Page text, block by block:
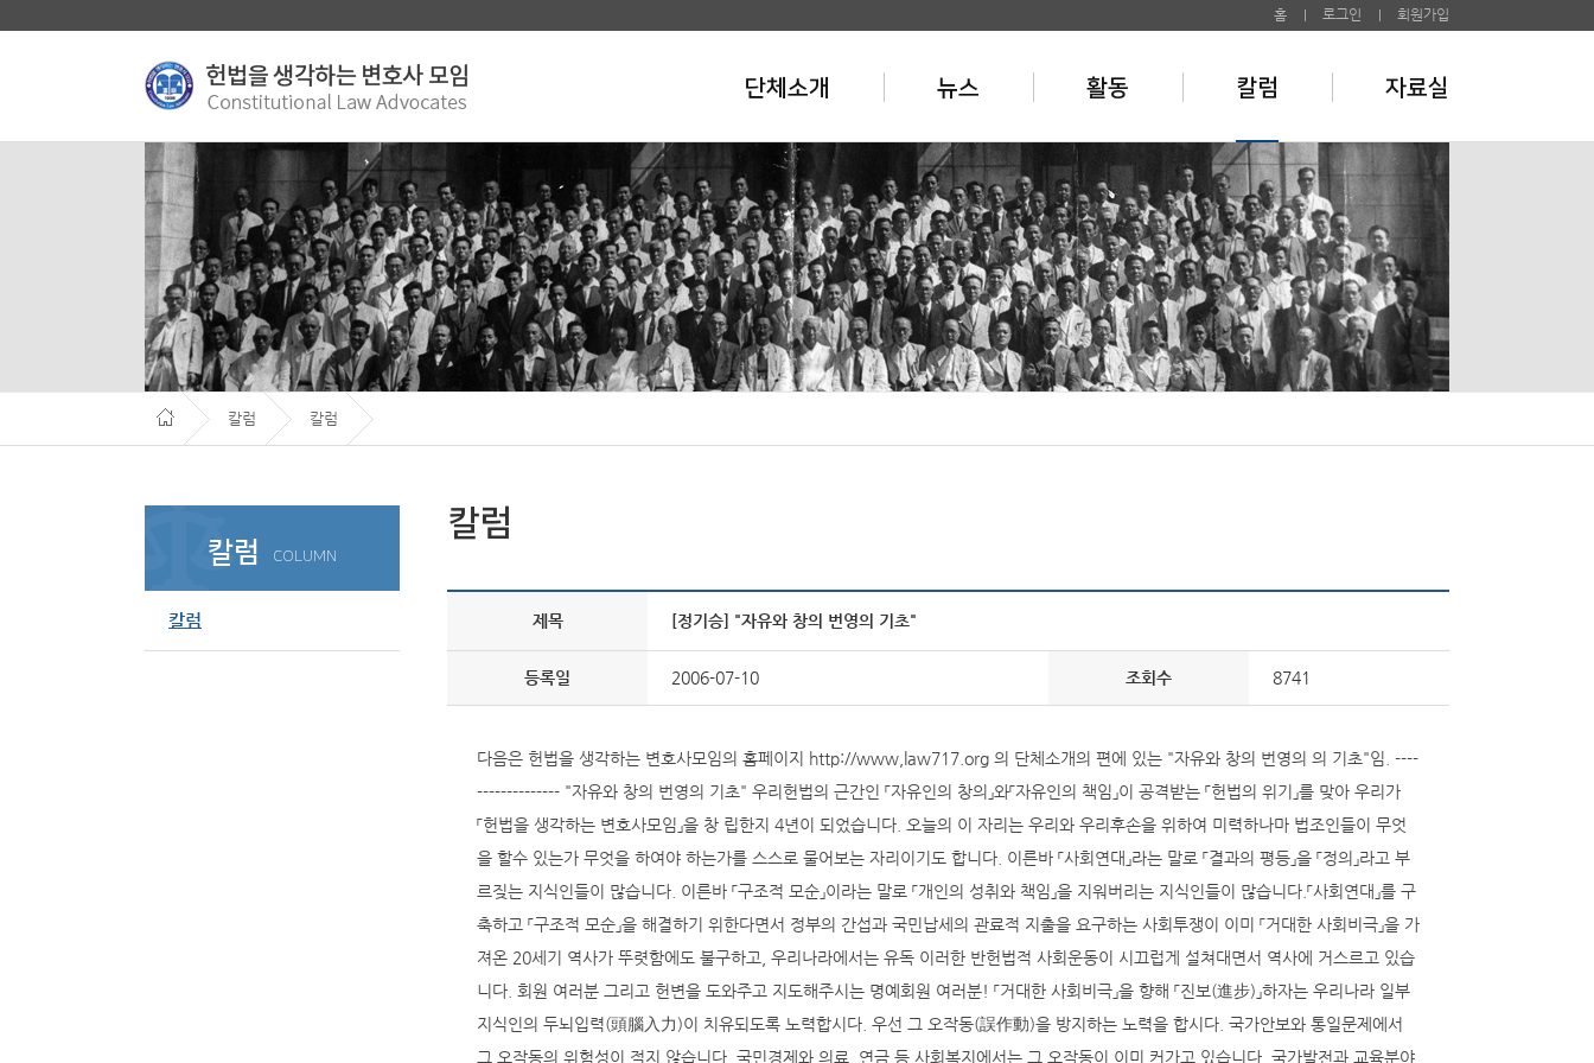
홈 로그인 회원가입
단체소개 뉴스 활동 칼럼 자료실
칼럼 칼럼
칼럼 COLUMN
칼럼
칼럼
제목 [정기승] "자유와 창의 번영의 기초"
등록일 2006-07-10 조회수 8741
다음은 헌법을 생각하는 변호사모임의 홈페이지 http://www,law717.org 의 단체소개의 편에 있는 "자유와 창의 번영의 의 기초"임. ----
-------------- "자유와 창의 번영의 기초" 우리헌법의 근간인 「자유인의 창의」와「자유인의 책임」이 공격받는 「헌법의 위기」를 맞아 우리가
「헌법을 생각하는 변호사모임」을 창 립한지 4년이 되었습니다. 오늘의 이 자리는 우리와 우리후손을 위하여 미력하나마 법조인들이 무엇
을 할수 있는가 무엇을 하여야 하는가를 스스로 물어보는 자리이기도 합니다. 이른바 「사회연대」라는 말로 「결과의 평등」을 「정의」라고 부
르짖는 지식인들이 많습니다. 이른바 「구조적 모순」이라는 말로 「개인의 성취와 책임」을 지워버리는 지식인들이 많습니다.「사회연대」를 구
축하고 「구조적 모순」을 해결하기 위한다면서 정부의 간섭과 국민납세의 관료적 지출을 요구하는 사회투쟁이 이미 「거대한 사회비극」을 가
져온 20세기 역사가 뚜렷함에도 불구하고, 우리나라에서는 유독 이러한 반헌법적 사회운동이 시끄럽게 설쳐대면서 역사에 거스르고 있습
니다. 회원 여러분 그리고 헌변을 도와주고 지도해주시는 명예회원 여러분! 「거대한 사회비극」을 향해 「진보(進步)」하자는 우리나라 일부
지식인의 두뇌입력(頭腦入力)이 치유되도록 노력합시다. 우선 그 오작동(誤作動)을 방지하는 노력을 합시다. 국가안보와 통일문제에서
그 오작동의 위험성이 적지 않습니다. 국민경제와 의료, 연금 등 사회복지에서는 그 오작동이 이미 커가고 있습니다. 국가발전과 교육분야